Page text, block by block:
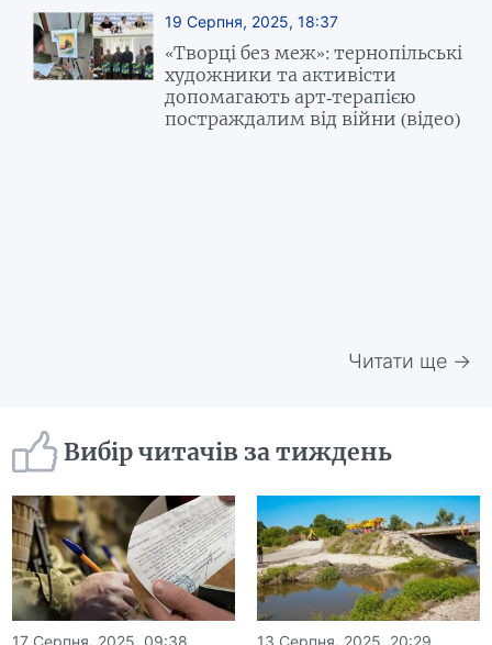
19 Серпня, 2025, 18:37
«Творці без меж»: тернопільські
художники та активісти
допомагають арт-терапією
постраждалим від війни (відео)
Читати ще →
Вибір читачів за тиждень